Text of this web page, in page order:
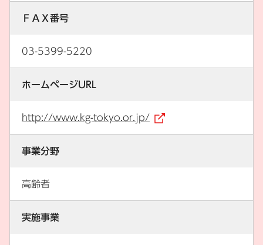
ＦＡＸ番号
03-5399-5220
ホームページURL
http://www.kg-tokyo.or.jp/
事業分野
高齢者
実施事業